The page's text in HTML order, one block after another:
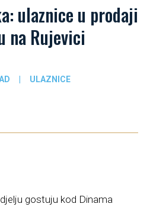
ulaznice u prodaji
na Rujevici
| ULAZNICE
gostuju kod Dinama